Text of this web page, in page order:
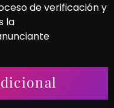
de verificación y
la